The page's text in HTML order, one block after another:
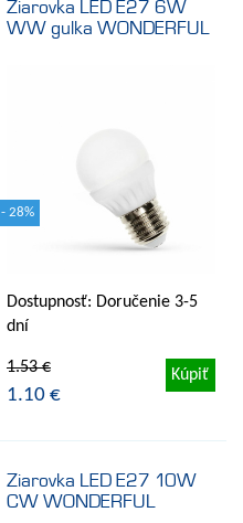
Ziarovka LED E27 6W
WW gulka WONDERFUL
- 28%
Dostupnosť: Doručenie 3-5
dní
1.53 €
1.10 €
Kúpiť
Ziarovka LED E27 10W
CW WONDERFUL